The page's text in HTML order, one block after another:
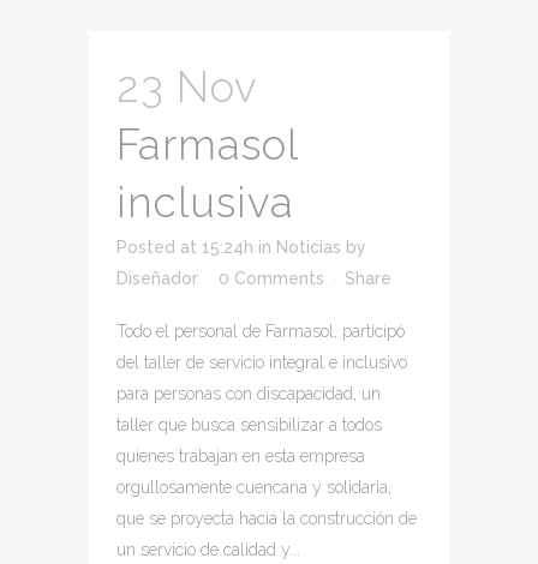
23 Nov
Farmasol
inclusiva
Posted at 15:24h in Noticias by
Diseñador
0 Comments Share
Todo el personal de Farmasol, participó
del taller de servicio integral e inclusivo
para personas con discapacidad, un
taller que busca sensibilizar a todos
quienes trabajan en esta empresa
orgullosamente cuencana y solidaria,
que se proyecta hacia la construcción de
un servicio de calidad y...